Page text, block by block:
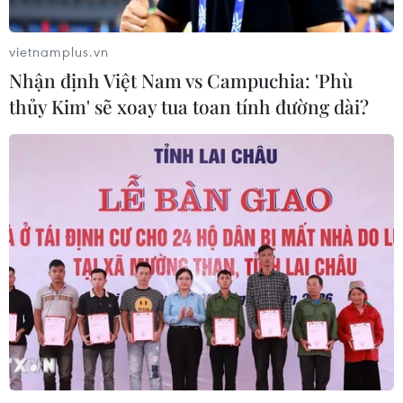
giảm cân không rõ nguồn gốc, chưa
được cấp phép
06/08/2026 04:22
Công nghệ Robot Da Vinci
nâng cao năng lực phẫu thuật
chuyên sâu tại Bệnh viện K
06/08/2026 02:13
Cứu nạn thành công 30 ngư dân của
tàu cá bị cháy trên vùng biển Khánh
Hòa
05/08/2026 03:58
Không được thu thêm tiền của người
vietnamplus.vn
Nhận định Việt Nam vs Campuchia: 'Phù
thủy Kim' sẽ xoay tua toan tính đường dài?